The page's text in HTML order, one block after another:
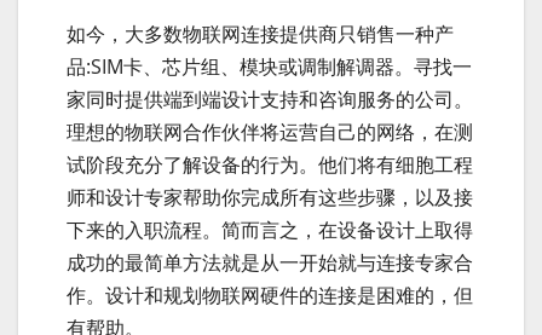
如今，大多数物联网连接提供商只销售一种产
品:SIM卡、芯片组、模块或调制解调器。寻找一
家同时提供端到端设计支持和咨询服务的公司。
理想的物联网合作伙伴将运营自己的网络，在测
试阶段充分了解设备的行为。他们将有细胞工程
师和设计专家帮助你完成所有这些步骤，以及接
下来的入职流程。简而言之，在设备设计上取得
成功的最简单方法就是从一开始就与连接专家合
作。设计和规划物联网硬件的连接是困难的，但
有帮助。